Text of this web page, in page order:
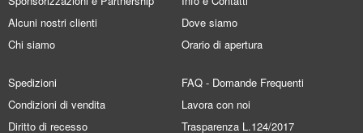
Alcuni nostri clienti
Chi siamo
Dove siamo
Orario di apertura
Spedizioni
Condizioni di vendita
Diritto di recesso
FAQ - Domande Frequenti
Lavora con noi
Trasparenza L.124/2017